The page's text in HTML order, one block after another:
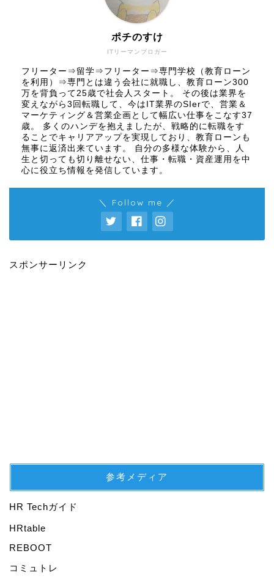
ITリーマンブロガー
ポチのすけ
フリーター⇒留学⇒フリーター⇒専門学校（教育ローン
を利用）⇒専門とは違う会社に就職し、教育ローン300
万を背負って25歳で社会人スタート。 その後は業界を
変えながら3回転職して、今はIT業界のSIerで、営業＆
マーケティング＆営業企画として幅広い仕事をこなす37
歳。 多くのハンデを抱えましたが、戦略的に転職をす
ることでキャリアアップを実現しており、教育ローンも
無事に返済出来ています。 自分の多様な体験から、人
生と切っても切り離せない、仕事・転職・資産運用を中
心に役立ち情報を発信しています。
＼ Follow me ／
スポンサーリンク
参考メディア
HR Techガイド
HRtable
REBOOT
コミュトレ